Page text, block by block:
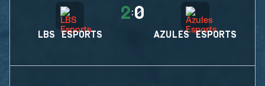
LBS ESPORTS
2:0
AZULES ESPORTS